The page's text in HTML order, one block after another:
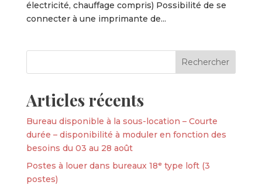
électricité, chauffage compris) Possibilité de se
connecter à une imprimante de...
Articles récents
Bureau disponible à la sous-location – Courte
durée – disponibilité à moduler en fonction des
besoins du 03 au 28 août
Postes à louer dans bureaux 18ᵉ type loft (3
postes)